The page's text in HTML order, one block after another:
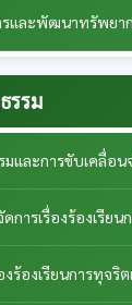
และพัฒนาทรัพยา
รรม
และการขับเคลื่อน
การเรื่องร้องเรี
งร้องเรียนการทุจ